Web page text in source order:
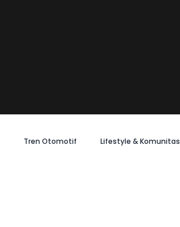
Tren Otomotif Lifestyle & Komunitas